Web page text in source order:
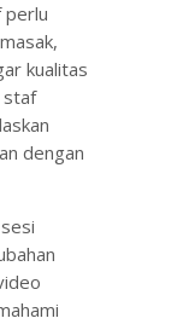
perlu
kualitas
staf
dengan